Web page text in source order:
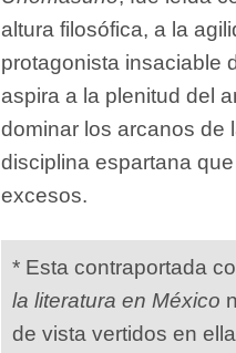
altura filosófica, a la
protagonista insaciable
aspira a la plenitud del
dominar los arcanos de
disciplina espartana
excesos.
* Esta contraportada
la literatura en México
de vista vertidos en